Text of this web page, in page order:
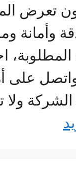
تعرض
وأمانة
على
الشركة ولا